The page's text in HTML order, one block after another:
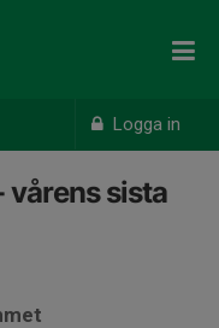
Logga in
vårens sista